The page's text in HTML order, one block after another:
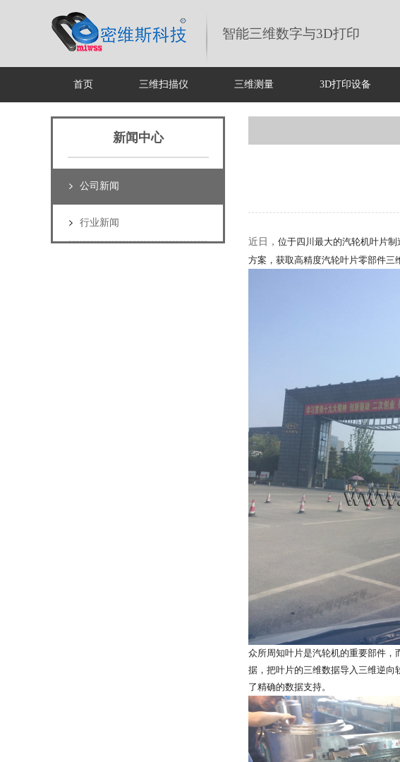
智能三维数字与3D打印
首页 三维扫描仪 三维测量 3D打印设备
新闻中心
公司新闻
行业新闻
近日， 位于四川最大的汽轮机叶片
方案，获取高精度汽轮叶片零部件三
众所周知叶片是汽轮机的重要部件，
据，把叶片的三维数据导入三维逆
了精确的数据支持。